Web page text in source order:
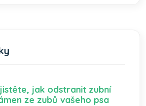
jak odstranit zubní
ze zubů vašeho psa